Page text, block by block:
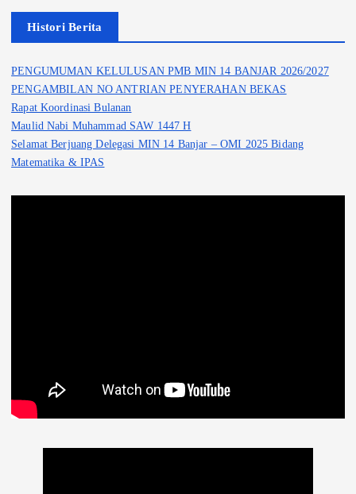
Histori Berita
PENGUMUMAN KELULUSAN PMB MIN 14 BANJAR 2026/2027
PENGAMBILAN NO ANTRIAN PENYERAHAN BEKAS
Rapat Koordinasi Bulanan
Maulid Nabi Muhammad SAW 1447 H
Selamat Berjuang Delegasi MIN 14 Banjar – OMI 2025 Bidang
Matematika & IPAS